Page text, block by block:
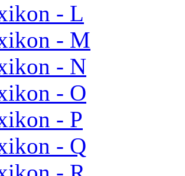
- L
- M
- N
- O
- P
- Q